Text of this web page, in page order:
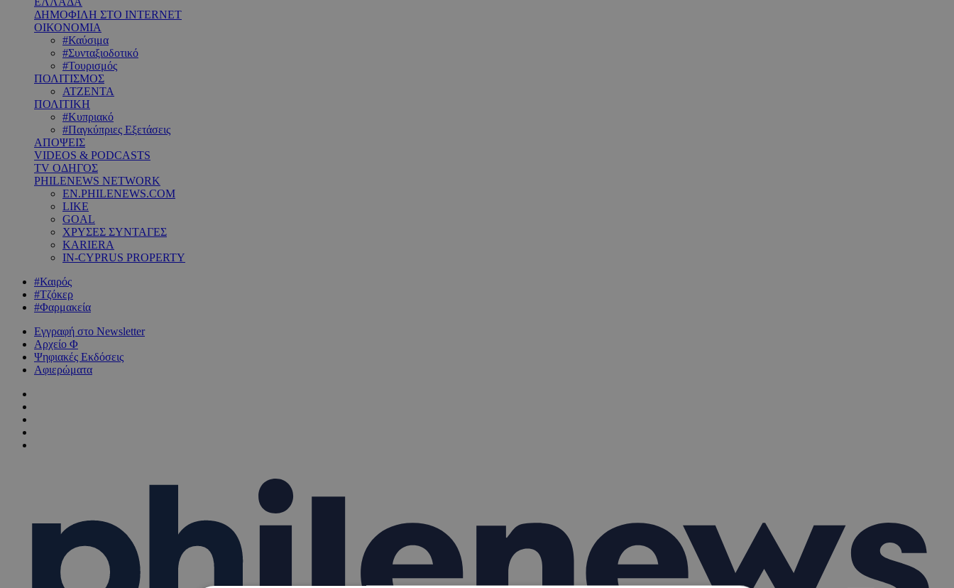
ΔΗΜΟΦΙΛΗ ΣΤΟ INTERNET
ΟΙΚΟΝΟΜΙΑ
#Καύσιμα
#Συνταξιοδοτικό
#Τουρισμός
ΠΟΛΙΤΙΣΜΟΣ
ΑΤΖΕΝΤΑ
ΠΟΛΙΤΙΚΗ
#Κυπριακό
#Παγκύπριες Εξετάσεις
ΑΠΟΨΕΙΣ
VIDEOS & PODCASTS
TV ΟΔΗΓΟΣ
PHILENEWS NETWORK
EN.PHILENEWS.COM
LIKE
GOAL
ΧΡΥΣΕΣ ΣΥΝΤΑΓΕΣ
KARIERA
IN-CYPRUS PROPERTY
#Καιρός
#Τζόκερ
#Φαρμακεία
Εγγραφή στο Newsletter
Αρχείο Φ
Ψηφιακές Εκδόσεις
Αφιερώματα